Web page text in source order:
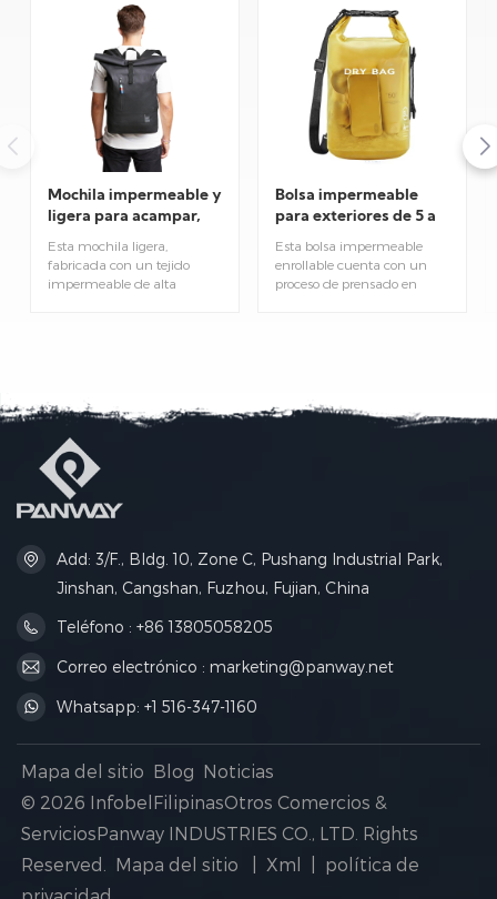
Mochila impermeable y
ligera para acampar,
hacer senderismo y
actividades al aire
libre.
Esta mochila ligera,
fabricada con un tejido
impermeable de alta
almacenamiento para
organizar todos tus artículos
esenciales para actividades
al aire libre.
Bolsa impermeable
para exteriores de 5 a
40 litros con cierre
enrollable.
Esta bolsa impermeable
enrollable cuenta con un
proceso de prensado en
necesidades de
practicar cualquier deporte
acuático.
Add: 3/F., Bldg. 10, Zone C, Pushang Industrial Park,
Jinshan, Cangshan, Fuzhou, Fujian, China
Teléfono : +86 13805058205
Correo electrónico : marketing@panway.net
Whatsapp: +1 516-347-1160
Mapa del sitio Blog Noticias
© 2026 InfobelFilipinasOtros Comercios &
ServiciosPanway INDUSTRIES CO., LTD. Rights
Reserved.
Mapa del sitio Xml
política de
privacidad